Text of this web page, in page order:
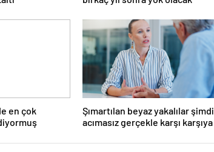
en çok
Şımartılan beyaz yakalılar şimdi
acımasız gerçekle karşı karşıya